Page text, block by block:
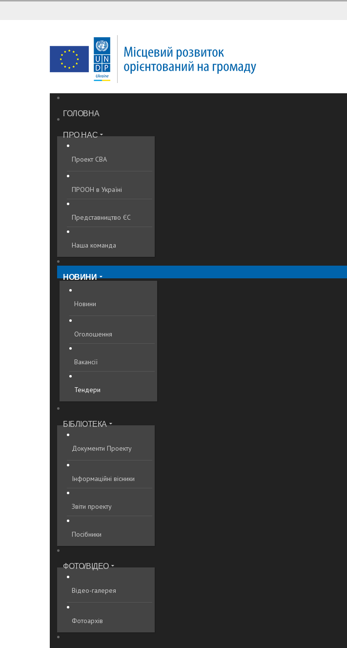
ГОЛОВНА
ПРО НАС
Проект CBA
ПРООН в Україні
Представництво ЄС
Наша команда
НОВИНИ
Новини
Оголошення
Вакансії
Тендери
БІБЛІОТЕКА
Документи Проекту
Інформаційні вісники
Звіти проекту
Посібники
ФОТО/ВІДЕО
Відео-галерея
Фотоархів